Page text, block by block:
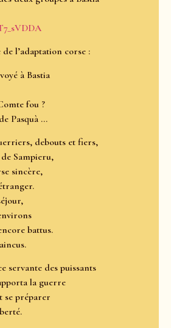
l’adaptation corse :
à Bastia
fou ?
Pasquà ...
debouts et fiers,
Sampieru,
sincère,
battus.
servante des puissants
la guerre
se préparer